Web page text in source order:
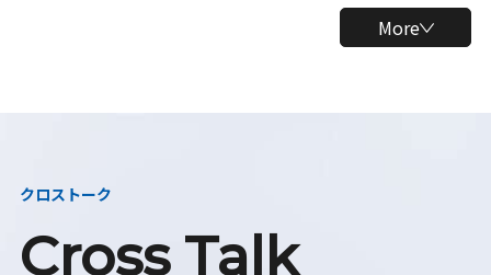
More
クロストーク
Cross Talk